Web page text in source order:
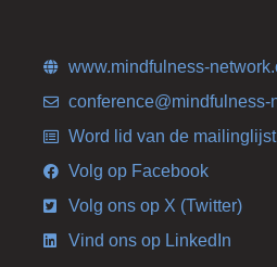
www.mindfulness-
conference@mindfulness-
Word lid van de mailinglijst
Volg op Facebook
Volg ons op X (Twitter)
Vind ons op LinkedIn